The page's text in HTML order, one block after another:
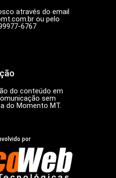
através do email
ou pelo
6767
do conteúdo em
sem
do Momento MT.
por